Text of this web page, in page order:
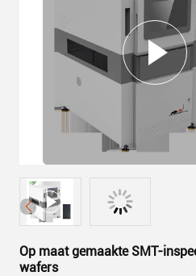
Op maat gemaakte SMT-
wafers